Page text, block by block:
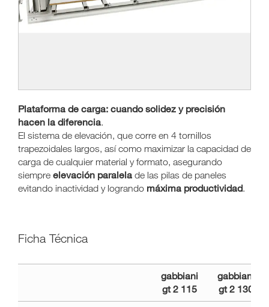
Plataforma de carga: cuando solidez y precisión
hacen la diferencia.
El sistema de elevación, que corre en 4 tornillos
trapezoidales largos, así como maximizar la capacidad de
carga de cualquier material y formato, asegurando
siempre elevación paralela de las pilas de paneles
evitando inactividad y logrando máxima productividad.
Ficha Técnica
gabbiani
gt 2 115
gabbiani
gt 2 130